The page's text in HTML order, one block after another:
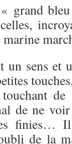
grand
un sens et
de
de ne
finies…
de la